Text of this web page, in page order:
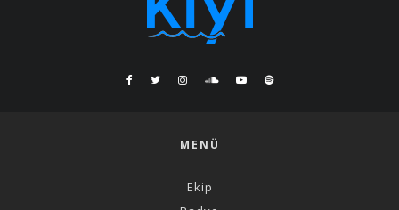
MENÜ
Ekip